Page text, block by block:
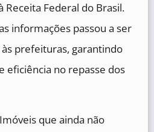
Receita Federal do Brasil.
informações passou a ser
prefeituras, garantindo
eficiência no repasse dos
que ainda não